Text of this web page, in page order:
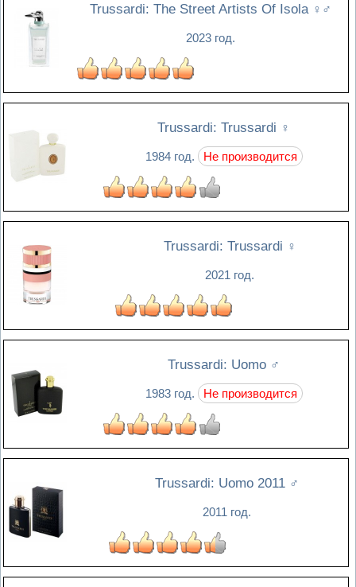
Trussardi: The Street Artists Of Isola ♀♂
2023 год.
Trussardi: Trussardi ♀
1984 год. Не производится
Trussardi: Trussardi ♀
2021 год.
Trussardi: Uomo ♂
1983 год. Не производится
Trussardi: Uomo 2011 ♂
2011 год.